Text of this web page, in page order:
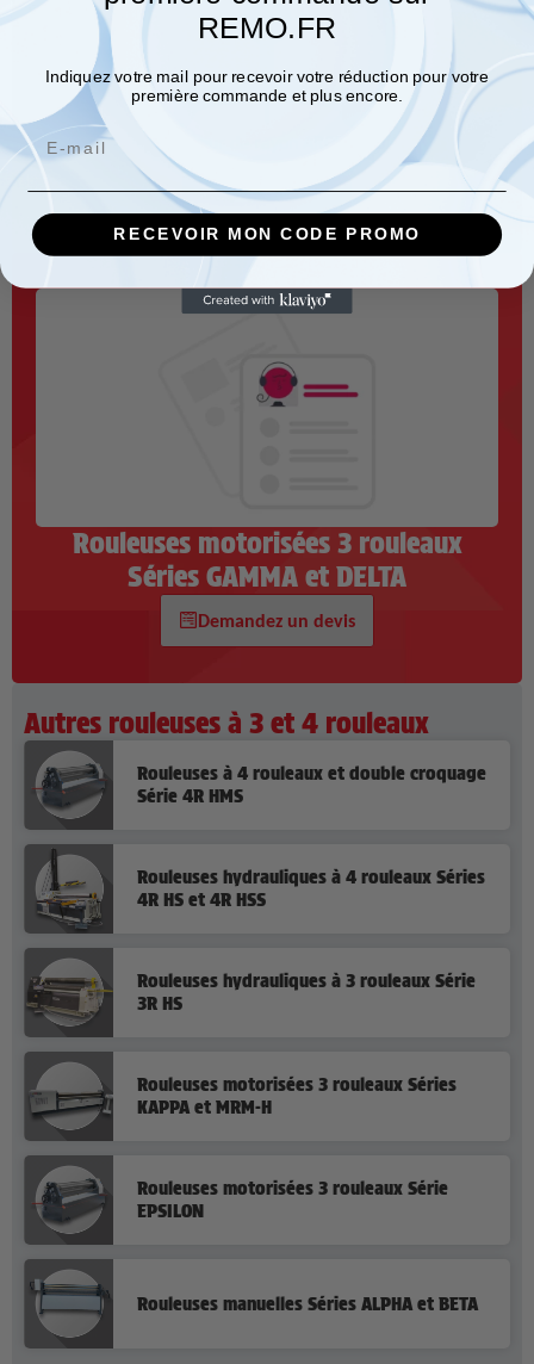
Autres rouleuses à 3 et 4 rouleaux
Rouleuses à 4 rouleaux et double croquage
Série 4R HMS
Rouleuses hydrauliques à 4 rouleaux Séries
4R HS et 4R HSS
Rouleuses hydrauliques à 3 rouleaux Série
3R HS
Rouleuses motorisées 3 rouleaux Séries
KAPPA et MRM-H
Rouleuses motorisées 3 rouleaux Série
EPSILON
Rouleuses manuelles Séries ALPHA et BETA
Mesureur de rayon ARCHI’MO
En savoir plus
Rouleuses motorisées 3 rouleaux
Séries GAMMA et DELTA
Demandez un devis
REMO.FR
Indiquez votre mail pour recevoir votre réduction pour votre
première commande et plus encore.
Email
RECEVOIR MON CODE PROMO